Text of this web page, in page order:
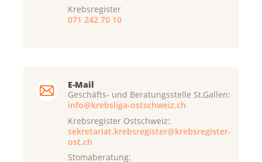
Krebsregister
071 242 70 10
E-Mail
Geschäfts- und Beratungsstelle St.Gallen:
info@krebsliga-ostschweiz.ch
Krebsregister Ostschweiz:
sekretariat.krebsregister@krebsregister-
ost.ch
Stomaberatung: